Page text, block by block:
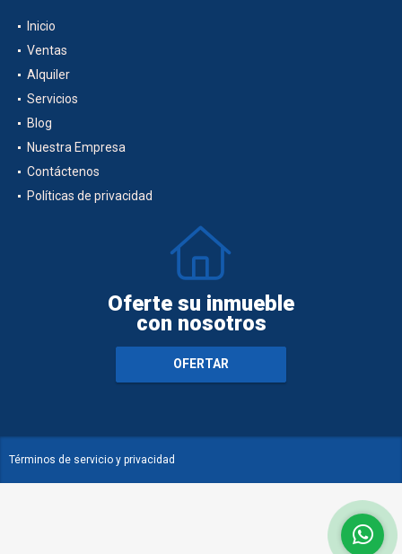
Inicio
Ventas
Alquiler
Servicios
Blog
Nuestra Empresa
Contáctenos
Políticas de privacidad
Oferte su inmueble
con nosotros
OFERTAR
Términos de servicio y privacidad